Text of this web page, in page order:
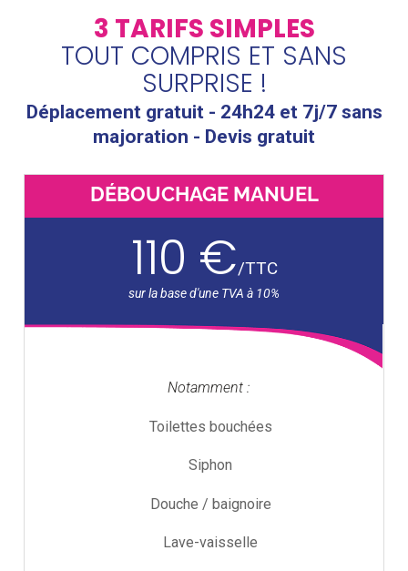
3 TARIFS SIMPLES
TOUT COMPRIS ET SANS
SURPRISE !
Déplacement gratuit - 24h24 et 7j/7 sans
majoration - Devis gratuit
DÉBOUCHAGE MANUEL
110 €/TTC
Notamment :
Toilettes bouchées
Siphon
Douche / baignoire
Lave-vaisselle